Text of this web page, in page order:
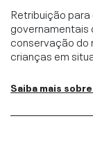
Retribuição
governamentais
conservação do
crianças em
Saiba mais